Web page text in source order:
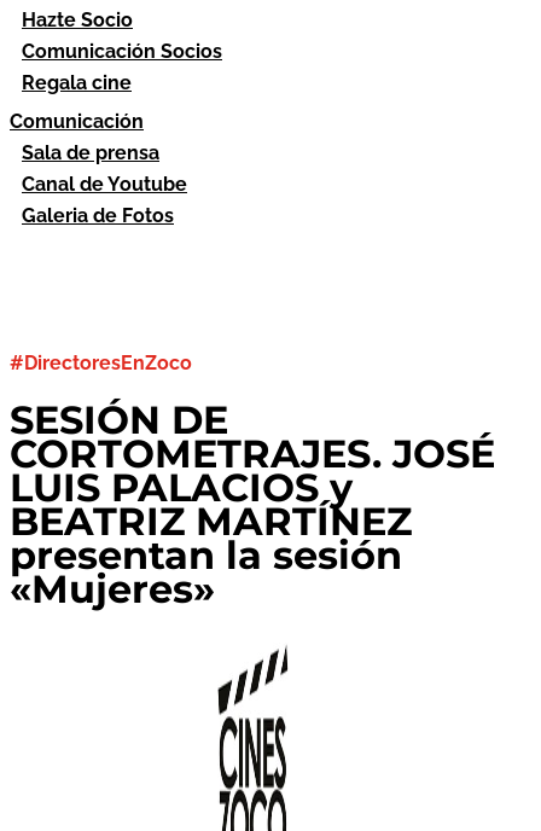
Hazte Socio
Comunicación Socios
Regala cine
Comunicación
Sala de prensa
Canal de Youtube
Galeria de Fotos
#DirectoresEnZoco
SESIÓN DE
CORTOMETRAJES. JOSÉ
LUIS PALACIOS y
BEATRIZ MARTÍNEZ
presentan la sesión
«Mujeres»